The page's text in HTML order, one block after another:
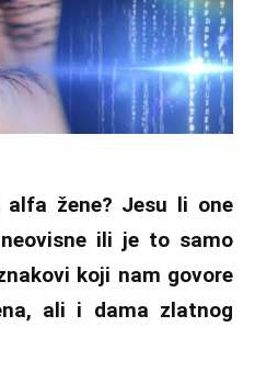
žene? Jesu li one
ili je to samo
koji nam govore
ali i dama zlatnog